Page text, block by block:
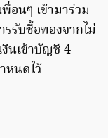
อนๆ เข้ามาร่วม
รับซื้อทองจากไม่
นเข้าบัญชี 4
หนดไว้